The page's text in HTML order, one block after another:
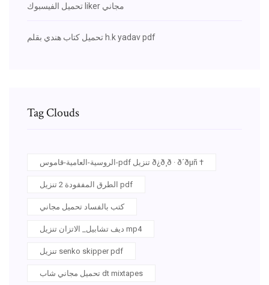
تحميل الفيسبوك liker مجاني
تحميل كتاب هندي بقلم h.k yadav pdf
Tag Clouds
الروسية-العامية-قاموس-pdf تنزيل ð¿ð¸ð · ð´ðµñ †
الطرق المفقودة 2 تنزيل pdf
كتب بالفساد تحميل مجاني
ديف تشابيل_ الاتزان تنزيل mp4
تنزيل senko skipper pdf
تحميل مجاني شاب dt mixtapes